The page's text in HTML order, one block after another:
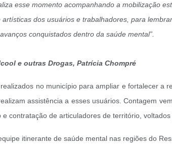
esse momento acompanhando a mobilização
dos usuários e trabalhadores, para lembrar
conquistados dentro da saúde mental”.
e outras Drogas, Patrícia Chompré
no município para ampliar e fortalecer
assistência a esses usuários. Contagem
contratação de articuladores de território,
itinerante de saúde mental nas regiões do